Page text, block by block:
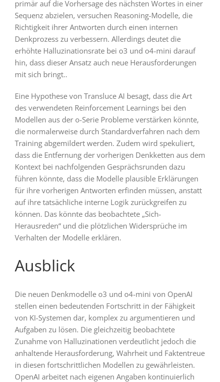
primär auf die Vorhersage des nächsten Wortes in einer
Sequenz abzielen, versuchen Reasoning-Modelle, die
Richtigkeit ihrer Antworten durch einen internen
Denkprozess zu verbessern. Allerdings deutet die
erhöhte Halluzinationsrate bei o3 und o4-mini darauf
hin, dass dieser Ansatz auch neue Herausforderungen
mit sich bringt..
Eine Hypothese von Transluce AI besagt, dass die Art
des verwendeten Reinforcement Learnings bei den
Modellen aus der o-Serie Probleme verstärken könnte,
die normalerweise durch Standardverfahren nach dem
Training abgemildert werden. Zudem wird spekuliert,
dass die Entfernung der vorherigen Denkketten aus dem
Kontext bei nachfolgenden Gesprächsrunden dazu
führen könnte, dass die Modelle plausible Erklärungen
für ihre vorherigen Antworten erfinden müssen, anstatt
auf ihre tatsächliche interne Logik zurückgreifen zu
können. Das könnte das beobachtete „Sich-
Herausreden“ und die plötzlichen Widersprüche im
Verhalten der Modelle erklären.
Ausblick
Die neuen Denkmodelle o3 und o4-mini von OpenAI
stellen einen bedeutenden Fortschritt in der Fähigkeit
von KI-Systemen dar, komplex zu argumentieren und
Aufgaben zu lösen. Die gleichzeitig beobachtete
Zunahme von Halluzinationen verdeutlicht jedoch die
anhaltende Herausforderung, Wahrheit und Faktentreue
in diesen fortschrittlichen Modellen zu gewährleisten.
OpenAI arbeitet nach eigenen Angaben kontinuierlich